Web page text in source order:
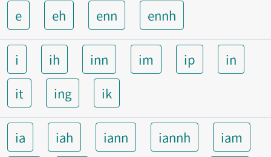
e eh enn ennh
i ih inn im ip
in
it
ing ik
ia iah iann iannh
iam